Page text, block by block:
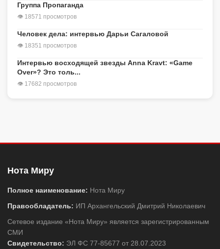
Группа Пропаганда
👁 18571 просмотров
Человек дела: интервью Дарьи Сагаловой
👁 18351 просмотров
Интервью восходящей звезды Anna Kravt: «Game
Over»? Это толь...
👁 17682 просмотров
Нота Миру
Полное наименование: Нота Миру
Правообладатель: ИП Архангельский Дмитрий Николаевич
Сетевое издание «Нота Миру» является зарегистрированным
СМИ
Свидетельство: ЭЛ ФС 77-85677 от 28.07.2023